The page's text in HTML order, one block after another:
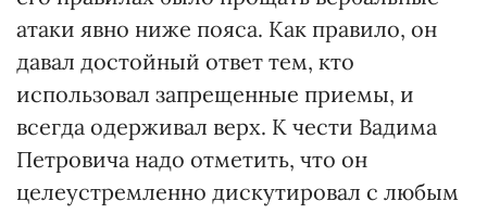
атаки явно ниже пояса. Как правило, он
давал достойный ответ тем, кто
использовал запрещенные приемы, и
всегда одерживал верх. К чести Вадима
Петровича надо отметить, что он
целеустремленно дискутировал с любым